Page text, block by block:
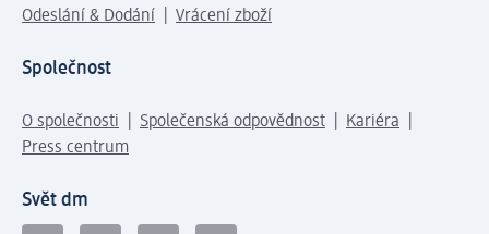
Odeslání & Dodání
Vrácení zboží
Společnost
O společnosti Společenská odpovědnost
Kariéra
Press centrum
Svět dm